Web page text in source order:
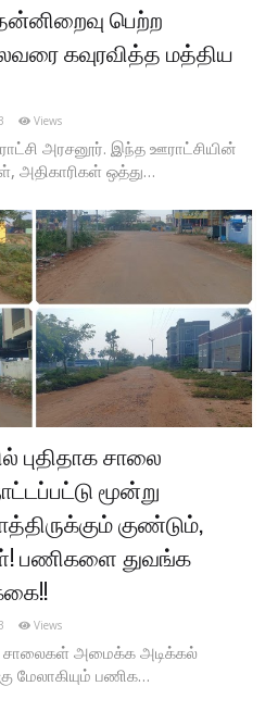
பெற்ற
கவுரவித்த மத்திய
Views
அரசனூர். இந்த ஊராட்சியின்
அதிகாரிகள் ஒத்து…
புதிதாக சாலை
மூன்று
குண்டும்,
பணிகளை துவங்க
Views
சாலைகள் அமைக்க அடிக்கல்
மேலாகியும் பணிக…